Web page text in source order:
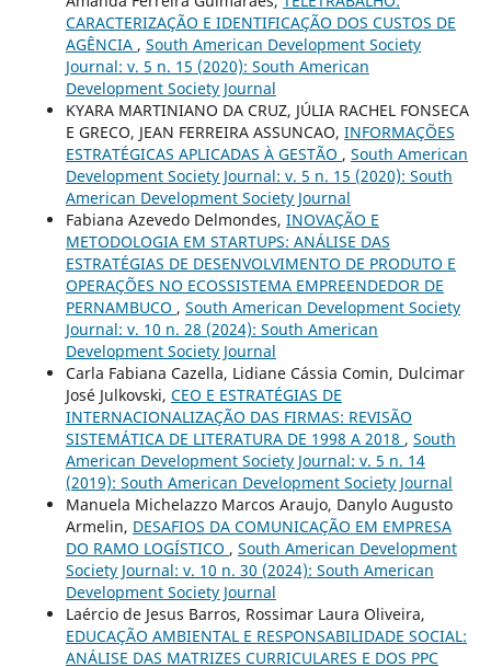
CARACTERIZAÇÃO E IDENTIFICAÇÃO DOS CUSTOS DE
AGÊNCIA , South American Development Society
Journal: v. 5 n. 15 (2020): South American
Development Society Journal
KYARA MARTINIANO DA CRUZ, JÚLIA RACHEL FONSECA
E GRECO, JEAN FERREIRA ASSUNCAO, INFORMAÇÕES
ESTRATÉGICAS APLICADAS À GESTÃO , South American
Development Society Journal: v. 5 n. 15 (2020): South
American Development Society Journal
Fabiana Azevedo Delmondes, INOVAÇÃO E
METODOLOGIA EM STARTUPS: ANÁLISE DAS
ESTRATÉGIAS DE DESENVOLVIMENTO DE PRODUTO E
OPERAÇÕES NO ECOSSISTEMA EMPREENDEDOR DE
PERNAMBUCO , South American Development Society
Journal: v. 10 n. 28 (2024): South American
Development Society Journal
Carla Fabiana Cazella, Lidiane Cássia Comin, Dulcimar
José Julkovski, CEO E ESTRATÉGIAS DE
INTERNACIONALIZAÇÃO DAS FIRMAS: REVISÃO
SISTEMÁTICA DE LITERATURA DE 1998 A 2018 , South
American Development Society Journal: v. 5 n. 14
(2019): South American Development Society Journal
Manuela Michelazzo Marcos Araujo, Danylo Augusto
Armelin, DESAFIOS DA COMUNICAÇÃO EM EMPRESA
DO RAMO LOGÍSTICO , South American Development
Society Journal: v. 10 n. 30 (2024): South American
Development Society Journal
Laércio de Jesus Barros, Rossimar Laura Oliveira,
EDUCAÇÃO AMBIENTAL E RESPONSABILIDADE SOCIAL:
ANÁLISE DAS MATRIZES CURRICULARES E DOS PPC